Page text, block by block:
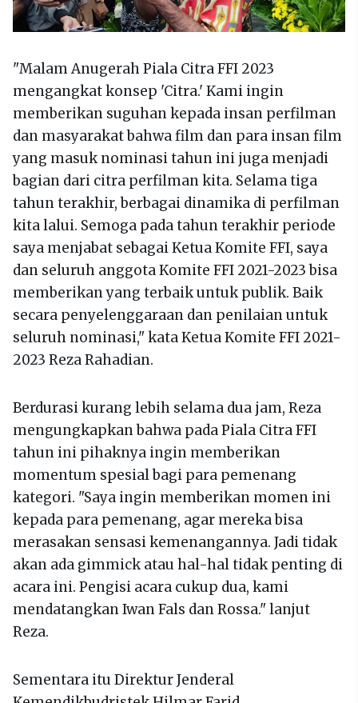
"Malam Anugerah Piala Citra FFI 2023
mengangkat konsep 'Citra.' Kami ingin
memberikan suguhan kepada insan perfilman
dan masyarakat bahwa film dan para insan film
yang masuk nominasi tahun ini juga menjadi
bagian dari citra perfilman kita. Selama tiga
tahun terakhir, berbagai dinamika di perfilman
kita lalui. Semoga pada tahun terakhir periode
saya menjabat sebagai Ketua Komite FFI, saya
dan seluruh anggota Komite FFI 2021-2023 bisa
memberikan yang terbaik untuk publik. Baik
secara penyelenggaraan dan penilaian untuk
seluruh nominasi," kata Ketua Komite FFI 2021-
2023 Reza Rahadian.
Berdurasi kurang lebih selama dua jam, Reza
mengungkapkan bahwa pada Piala Citra FFI
tahun ini pihaknya ingin memberikan
momentum spesial bagi para pemenang
kategori. "Saya ingin memberikan momen ini
kepada para pemenang, agar mereka bisa
merasakan sensasi kemenangannya. Jadi tidak
akan ada gimmick atau hal-hal tidak penting di
acara ini. Pengisi acara cukup dua, kami
mendatangkan Iwan Fals dan Rossa." lanjut
Reza.
Sementara itu Direktur Jenderal